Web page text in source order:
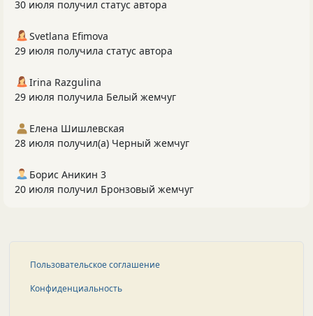
30 июля получил статус автора
Svetlana Efimova
29 июля получила статус автора
Irina Razgulina
29 июля получила Белый жемчуг
Елена Шишлевская
28 июля получил(а) Черный жемчуг
Борис Аникин 3
20 июля получил Бронзовый жемчуг
Пользовательское соглашение
Конфиденциальность